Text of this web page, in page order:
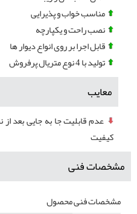
مناسب خواب و پذیرایی
نصب راحت و یکپارچه
قابل اجرا بر روی انواع دیوار ها
تولید با 4 نوع متریال پرفروش
معایب
عدم قابلیت جا به جایی بعد
کیفیت
مشخصات فنی
مشخصات فنی محصول